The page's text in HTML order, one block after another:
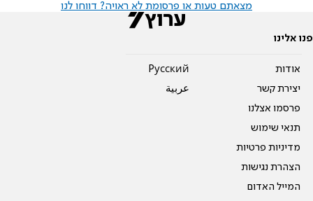
מצאתם טעות או פרסומת לא ראויה? דווחו לנו
פנו אלינו
אודות
יצירת קשר
פרסמו אצלנו
תנאי שימוש
מדיניות פרטיות
הצהרת נגישות
המייל האדום
Pусский
عربية